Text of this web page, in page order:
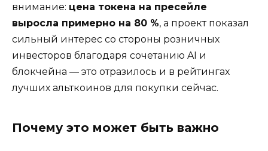
внимание: цена токена на пресейле
выросла примерно на 80 %, а проект показал
сильный интерес со стороны розничных
инвесторов благодаря сочетанию AI и
блокчейна — это отразилось и в рейтингах
лучших альткоинов для покупки сейчас.
Почему это может быть важно